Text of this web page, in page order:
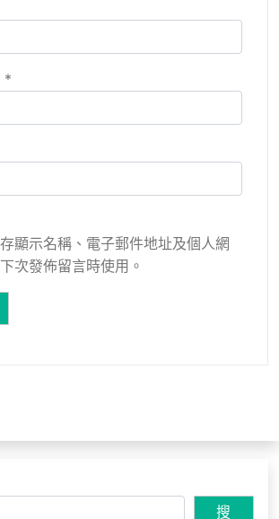
*
顯示名稱、電子郵件地址及個人網
次發佈留言時使用。
搜